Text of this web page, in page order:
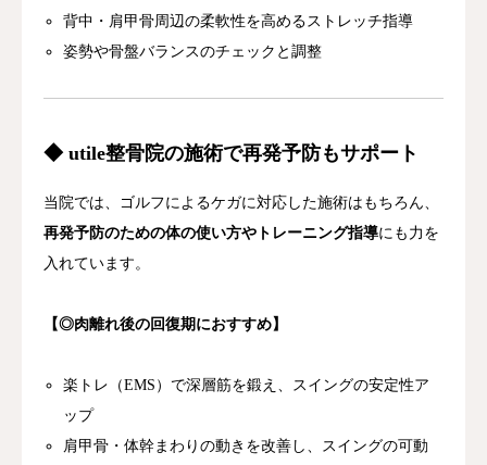
背中・ 肩甲骨周辺の柔軟性を高める ストレッチ指導
姿勢や骨盤バランスのチェック と調整
◆ utile整骨院の施術で再発予防もサポート
当 院では、 ゴルフによるケガに対応 した施術は もちろん、
再発予防のための体の使い方や トレーニング指導に も 力 を
入れてい ます。
【◎肉離れ後の回復期 におすすめ】
楽 ト レ（EMS） で深層筋を鍛 え、 スイングの安定性ア
ップ
肩甲骨・体幹 まわりの動き を改善 し、 スイングの可動